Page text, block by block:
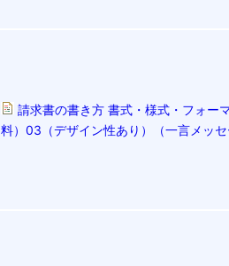
請求書の書き方 書式・様式・フォー
料）03（デザイン性あり）（一言メッ